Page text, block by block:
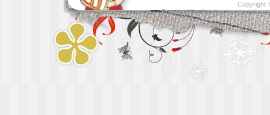
Copyright
Presented byLeather luggage